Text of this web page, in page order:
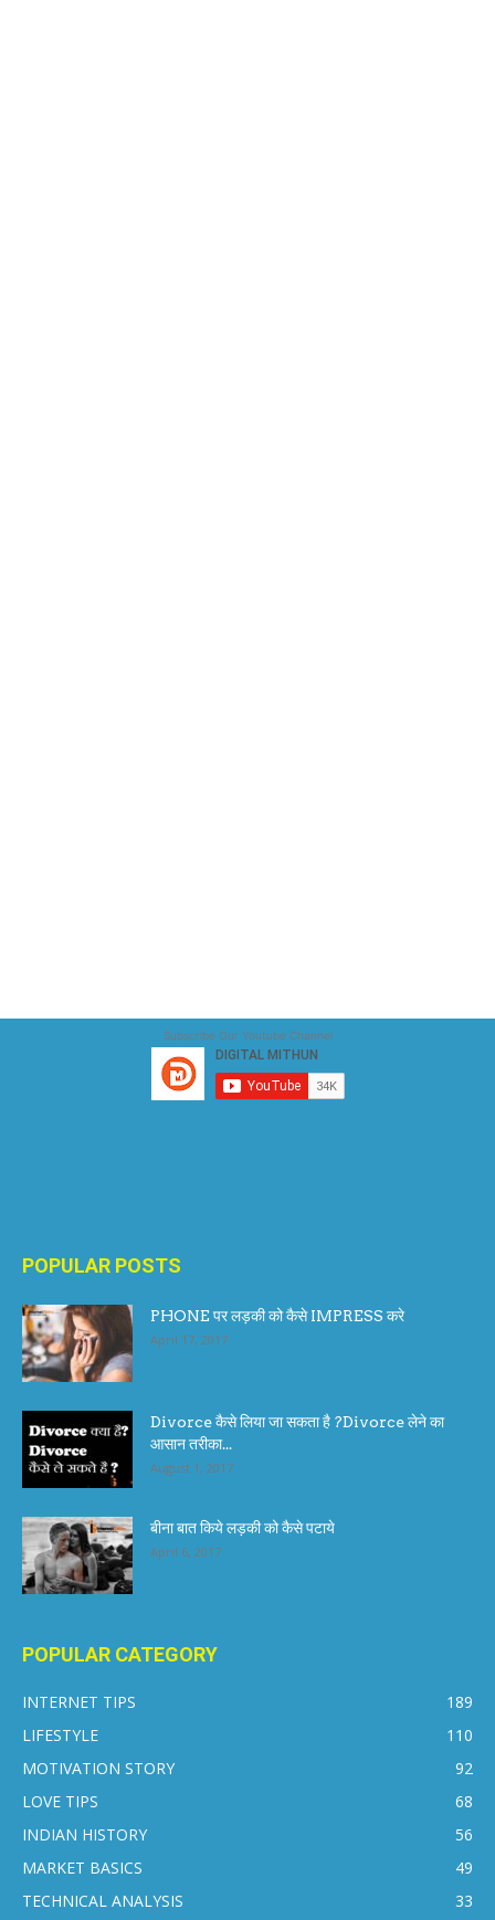
Subscribe Our Youtube Channel
POPULAR POSTS
PHONE पर लड़की को कैसे IMPRESS करे
April 17, 2017
Divorce कैसे लिया जा सकता है ?Divorce लेने का
आसान तरीका...
August 1, 2017
बीना बात किये लड़की को कैसे पटाये
April 6, 2017
POPULAR CATEGORY
INTERNET TIPS
189
LIFESTYLE
110
MOTIVATION STORY
92
LOVE TIPS
68
INDIAN HISTORY
56
MARKET BASICS
49
TECHNICAL ANALYSIS
33